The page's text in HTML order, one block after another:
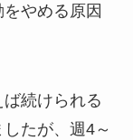
やめる原因
続けられる
たが、週4～